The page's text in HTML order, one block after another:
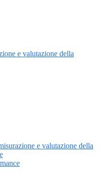
e valutazione della
e valutazione della